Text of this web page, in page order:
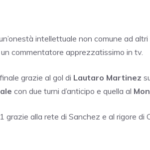
intellettuale non comune ad altri
commentatore apprezzatissimo in tv.
grazie al gol di Lautaro Martinez
con due turni d’anticipo e quella al
grazie alla rete di Sanchez e al rigore di